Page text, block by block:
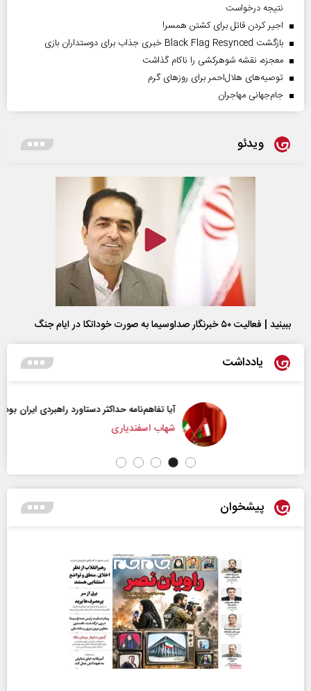
نتیجه درخواست
اجیر کردن قاتل برای کشتن همسر!
بازگشت Black Flag Resynced خبری جذاب برای دوستداران بازی
معجزه، نقشه شوهرکشی را ناکام گذاشت
توصیه‌های هلال‌احمر برای روز‌های گرم
جام‌جهانی مهاجران
ویدئو
ببینید | فعالیت ۵۰ خبرنگار صداوسیما به صورت خوداتکا در ایام جنگ
یادداشت
آیا تفاهم‌نامه حداکثر دستاورد راهبردی ایران بود؟
شهاب اسفندیاری
پیشخوان